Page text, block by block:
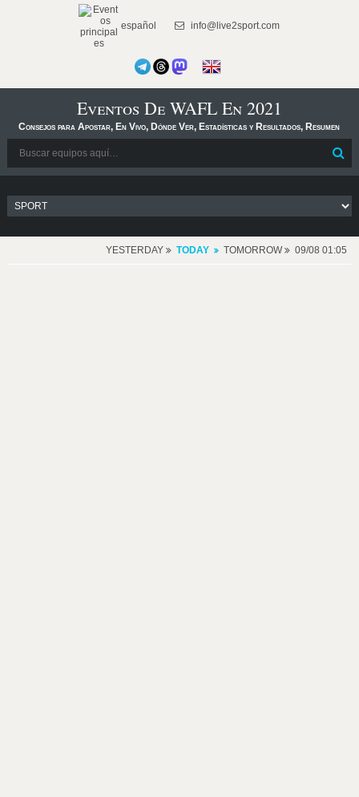
español info@live2sport.com
Eventos De WAFL En 2021
Consejos para Apostar, En Vivo, Dónde Ver, Estadísticas y Resultados, Resumen
YESTERDAY TODAY TOMORROW 09/08 01:05